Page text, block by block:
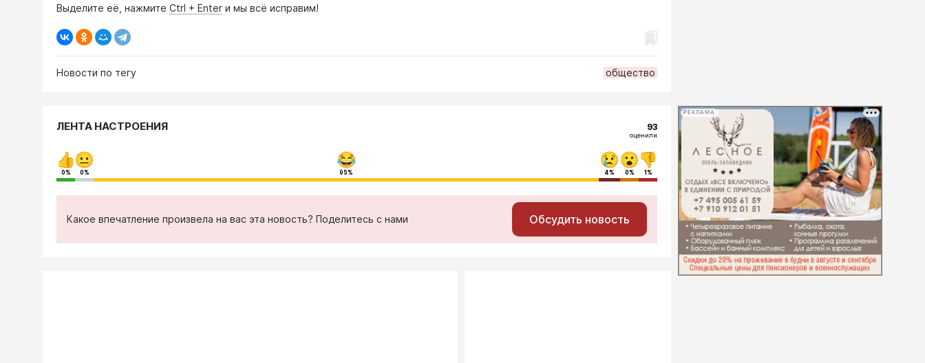
Выделите её, нажмите Ctrl + Enter и мы всё исправим!
Новости по тегу общество
ЛЕНТА НАСТРОЕНИЯ 93
оценили
0% 0% 95% 4% 0% 1%
Какое впечатление произвела на вас эта новость? Поделитесь с нами Обсудить новость
РЕКЛАМА